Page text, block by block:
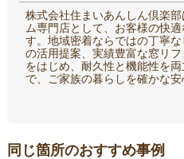
株式会社住まいあんしん倶楽
ム専門店として、お客様の快
す。地域密着ならではの丁寧
の活用提案、実績豊富な窓リ
をはじめ、耐久性と機能性を
で、ご家族の暮らしを確かな安
同じ箇所のおすすめ事例